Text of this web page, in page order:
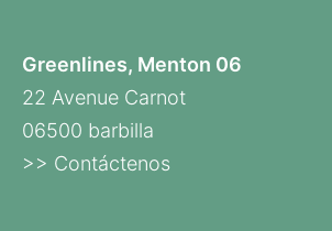
Greenlines, Menton 06
22 Avenue Carnot
06500 barbilla
>> Contáctenos